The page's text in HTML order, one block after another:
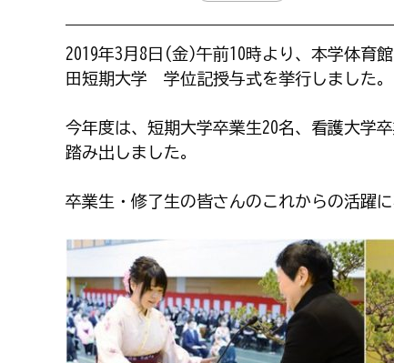
2019年3月8日(金)午前10時より、本学体育
田短期大学 学位記授与式を挙行しました。
今年度は、短期大学卒業生20名、看護大学
踏み出しました。
卒業生・修了生の皆さんのこれからの活躍に